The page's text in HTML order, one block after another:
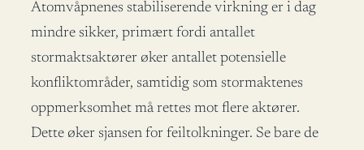
Atomvåpnenes stabiliserende virkning er i dag
mindre sikker, primært fordi antallet
stormaktsaktører øker antallet potensielle
konfliktområder, samtidig som stormaktenes
oppmerksomhet må rettes mot flere aktører.
Dette øker sjansen for feiltolkninger. Se bare de